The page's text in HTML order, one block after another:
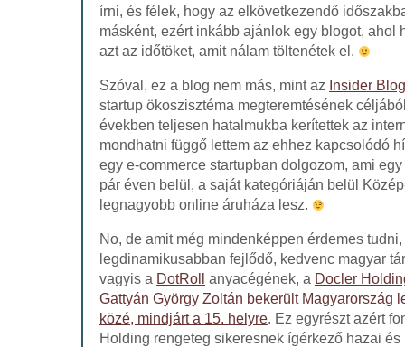
írni, és félek, hogy az elkövetkezendő
másként, ezért inkább ajánlok egy blogot, ahol
azt az időtöket, amit nálam töltenétek el.
Szóval, ez a blog nem más, mint az Insider
startup ökoszisztéma megteremtésének
években teljesen hatalmukba kerítettek az
mondhatni függő lettem az ehhez kapcsolódó
egy e-commerce startupban dolgozom, ami
pár éven belül, a saját kategóriáján belül
legnagyobb online áruháza lesz.
No, de amit még mindenképpen érdemes
legdinamikusabban fejlődő, kedvenc magyar
vagyis a DotRoll anyacégének, a Docler
Gattyán György Zoltán bekerült Magyarország
közé, mindjárt a 15. helyre. Ez egyrészt azért
Holding rengeteg sikeresnek ígérkező hazai